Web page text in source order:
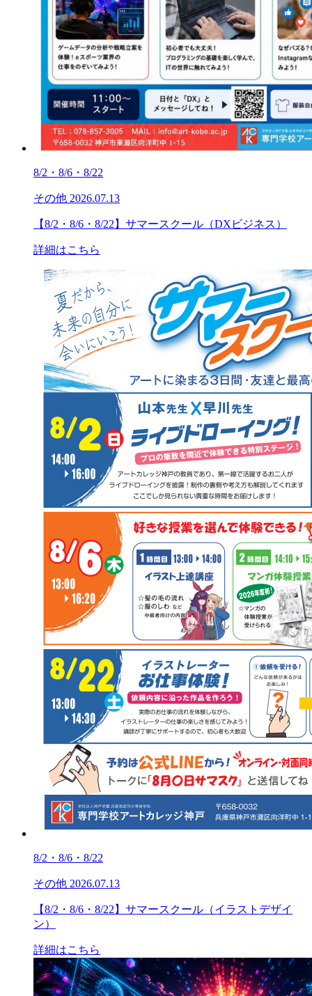
8/2・8/6・8/22
その他 2026.07.13
【8/2・8/6・8/22】サマースクール（DXビジネス）
詳細はこちら
8/2・8/6・8/22
その他 2026.07.13
【8/2・8/6・8/22】サマースクール（イラストデザイ
ン）
詳細はこちら